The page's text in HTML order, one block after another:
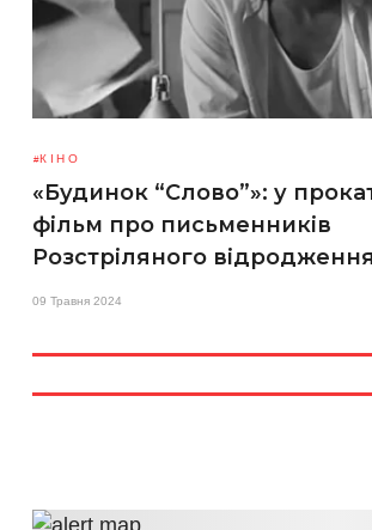
КІНО
«Будинок “Слово”»: у
фільм про письменників
Розстріляного відродження
09 Травня 2024